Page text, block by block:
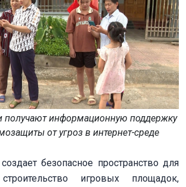
информационную поддержку
от угроз в интернет-среде
безопасное пространство для
игровых площадок,